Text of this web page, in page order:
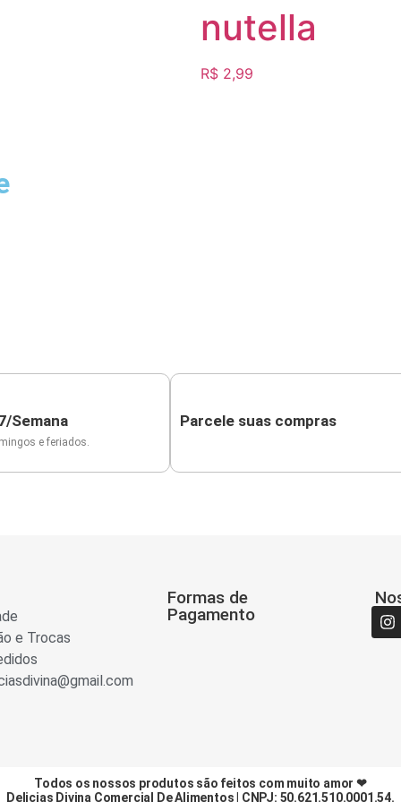
nutella
R$ 2,99
Semana
e feriados.
Parcele suas compras
e Trocas
Formas de
Pagamento
Todos os nossos produtos são feitos com muito amor ❤
Delicias Divina Comercial De Alimentos | CNPJ: 50.621.510.0001.54.